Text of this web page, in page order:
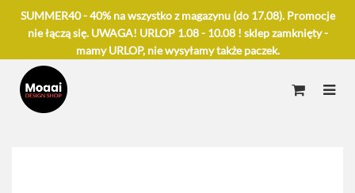
SUMMER40 - 40% na wszystko z magazynu (do 17.08). Promocje
nie łączą się. UWAGA! URLOP 1.08 - 10.08 ! sklep zamknięty -
mamy URLOP, nie wysyłamy także paczek.